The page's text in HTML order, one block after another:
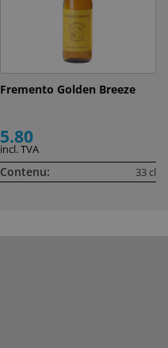
Fremento Golden Breeze
5.80
incl. TVA
Contenu: 33 cl